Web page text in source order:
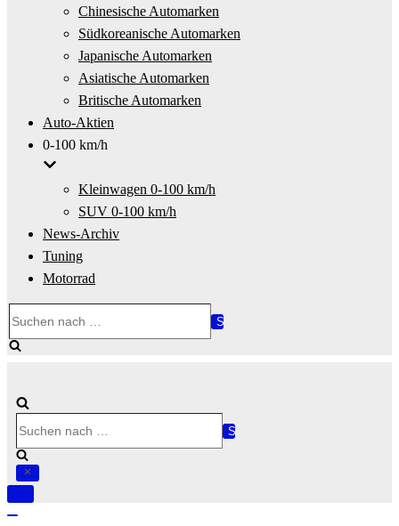
Chinesische Automarken
Südkoreanische Automarken
Japanische Automarken
Asiatische Automarken
Britische Automarken
Auto-Aktien
0-100 km/h
Kleinwagen 0-100 km/h
SUV 0-100 km/h
News-Archiv
Tuning
Motorrad
nach …
nach …
Navigation